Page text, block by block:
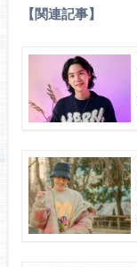
【関連記事】